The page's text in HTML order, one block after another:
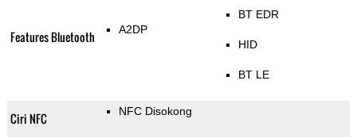
Features Bluetooth A2DP
BT EDR
HID
BT LE
Ciri NFC NFC Disokong